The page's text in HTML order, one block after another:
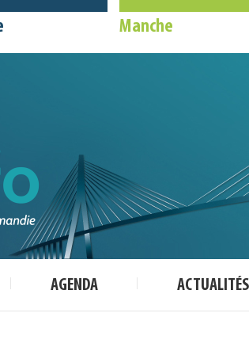
Manche
AGENDA ACTUALITÉS